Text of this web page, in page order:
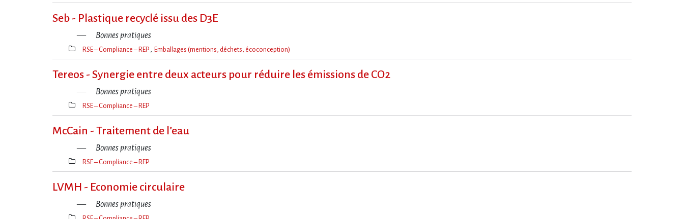
Thèmes(s)
Seb - Plastique recyclé issu des D3E
Bonnes pratiques
Thèmes(s)
RSE – Compliance – REP Emballages (mentions, déchets, écoconception)
Tereos - Synergie entre deux acteurs pour réduire les émissions de CO2
Bonnes pratiques
Thèmes(s)
RSE – Compliance – REP
McCain - Traitement de l​‌’eau
Bonnes pratiques
Thèmes(s)
RSE – Compliance – REP
LVMH - Economie circulaire
Bonnes pratiques